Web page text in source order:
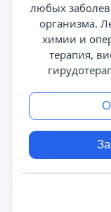
любых
организма.
химии и
терапия,